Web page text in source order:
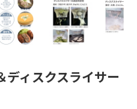
ディスクスライサー